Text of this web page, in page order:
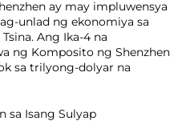
ay may impluwensya
unlad ng ekonomiya sa
Ang Ika-4 na
ng Komposito ng Shenzhen
sa trilyong-dolyar na
sa Isang Sulyap